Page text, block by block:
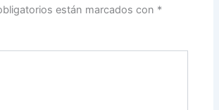
están marcados con *